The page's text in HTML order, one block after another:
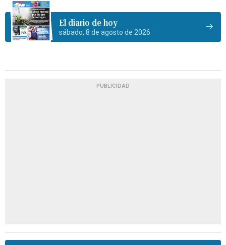
El diario de hoy
sábado, 8 de agosto de 2026
PUBLICIDAD